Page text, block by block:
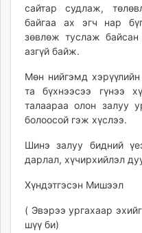
сайтар судлаж,
байгаа ах эгч нар
зөвлөж туслаж
азгүй байж.
Мөн нийгэмд
та бүхнээсээ гүнээ
талаараа олон залуу
болоосой гэж хүслээ.
Шинэ залуу бидний
дарлал, хүчирхийлэл
Хүндэтгэсэн Мишээл
( Эвэрээ ургахаар
шүү би)